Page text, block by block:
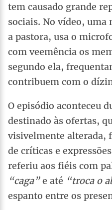
tem causado grande
sociais. No vídeo,
a pastora, usa o
com veemência os
segundo ela,
contribuem com o
O episódio aconteceu
destinado às ofertas,
visivelmente alterada,
de críticas e
referiu aos fiéis com
“caga”e até “troca o
espanto entre os